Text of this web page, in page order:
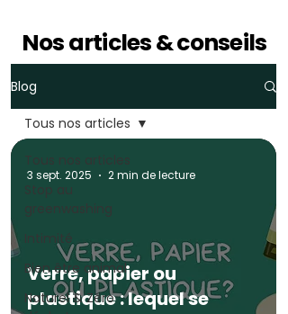
Nos articles & conseils
Blog
Tous nos articles
Stop au
greenwashing
Intimité
Bien être animal
Naturel & Zéro
Tous nos articles
Verre, papier ou
plastique : lequel se
3 sept. 2025 2 min de lecture